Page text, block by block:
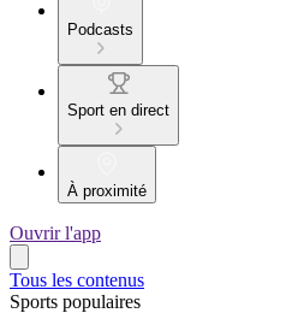
Podcasts
Sport en direct
À proximité
Ouvrir l'app
Tous les contenus
Sports populaires